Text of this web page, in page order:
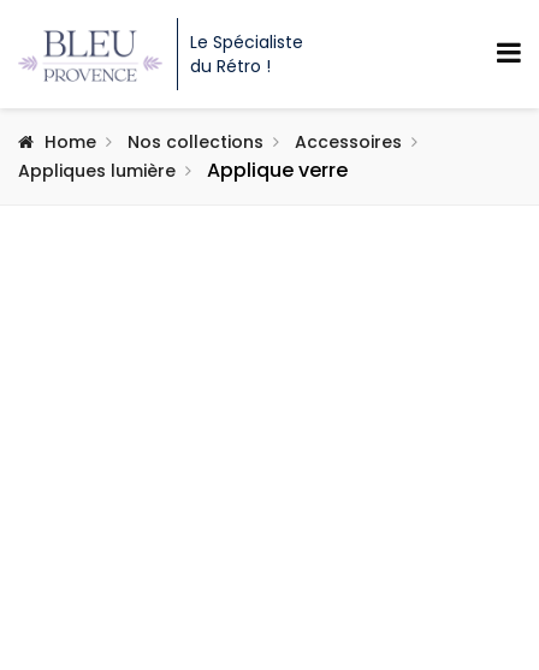
Le Spécialiste
du Rétro !
Home Nos collections
Accessoires
Appliques lumière
Applique verre